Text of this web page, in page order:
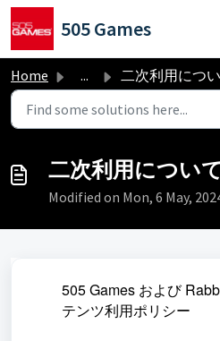
Skip to main content
505 Games
Home ... 二次利用につ
二次利用について
Modified on Mon, 6 May,
505 Games および
テンツ利用ポリシー